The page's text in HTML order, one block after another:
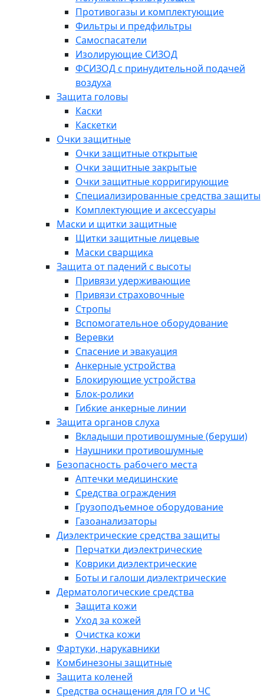
Противогазы и комплектующие
Фильтры и предфильтры
Самоспасатели
Изолирующие СИЗОД
ФСИЗОД с принудительной подачей
воздуха
Защита головы
Каски
Каскетки
Очки защитные
Очки защитные открытые
Очки защитные закрытые
Очки защитные корригирующие
Специализированные средства защиты
Комплектующие и аксессуары
Маски и щитки защитные
Щитки защитные лицевые
Маски сварщика
Защита от падений с высоты
Привязи удерживающие
Привязи страховочные
Стропы
Вспомогательное оборудование
Веревки
Спасение и эвакуация
Анкерные устройства
Блокирующие устройства
Блок-ролики
Гибкие анкерные линии
Защита органов слуха
Вкладыши противошумные (беруши)
Наушники противошумные
Безопасность рабочего места
Аптечки медицинские
Средства ограждения
Грузоподъемное оборудование
Газоанализаторы
Диэлектрические средства защиты
Перчатки диэлектрические
Коврики диэлектрические
Боты и галоши диэлектрические
Дерматологические средства
Защита кожи
Уход за кожей
Очистка кожи
Фартуки, нарукавники
Комбинезоны защитные
Защита коленей
Средства оснащения для ГО и ЧС